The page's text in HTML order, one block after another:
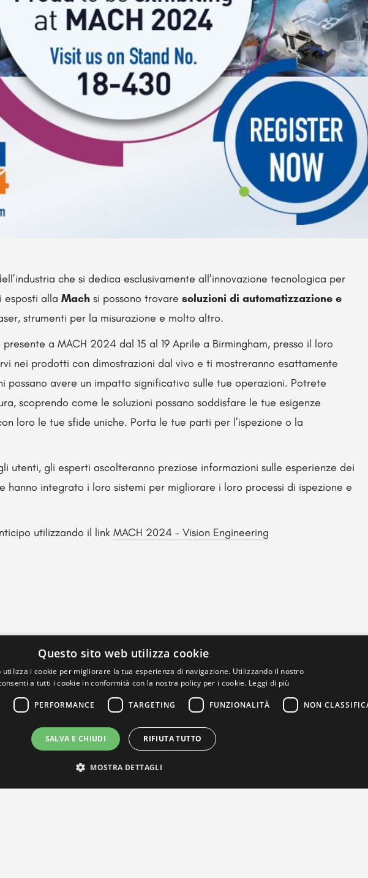
che si dedica esclusivamente all’innovazione tecnologica per
esposti alla Mach si possono trovare soluzioni di automatizzazione e
strumenti per la misurazione e molto altro.
a MACH 2024 dal 15 al 19 Aprile a Birmingham, presso il loro
nei prodotti con dimostrazioni dal vivo e ti mostreranno esattamente
possano avere un impatto significativo sulle tue operazioni. Potrete
scoprendo come le soluzioni possano soddisfare le tue esigenze
loro le tue sfide uniche. Porta le tue parti per l’ispezione o la
utenti, gli esperti ascolteranno preziose informazioni sulle esperienze dei
hanno integrato i loro sistemi per migliorare i loro processi di ispezione e
utilizzando il link MACH 2024 – Vision Engineering
Questo sito web utilizza cookie
utilizza i cookie per migliorare la tua esperienza di navigazione. Utilizzando il nostro
a tutti i cookie in conformità con la nostra policy per i cookie. Leggi di più
PERFORMANCE TARGETING FUNZIONALITÀ NON
SALVA E CHIUDI RIFIUTA TUTTO
MOSTRA DETTAGLI